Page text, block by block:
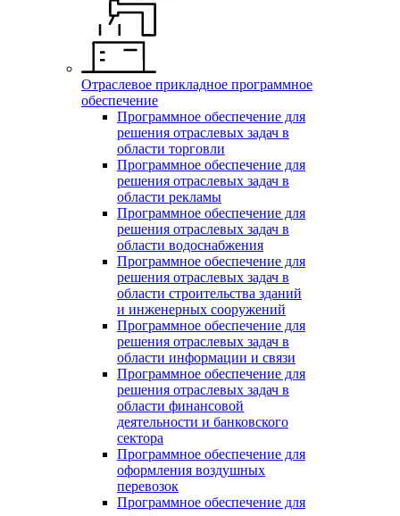
Отраслевое прикладное программное
обеспечение
Программное обеспечение для
решения отраслевых задач в
области торговли
Программное обеспечение для
решения отраслевых задач в
области рекламы
Программное обеспечение для
решения отраслевых задач в
области водоснабжения
Программное обеспечение для
решения отраслевых задач в
области строительства зданий
и инженерных сооружений
Программное обеспечение для
решения отраслевых задач в
области информации и связи
Программное обеспечение для
решения отраслевых задач в
области финансовой
деятельности и банковского
сектора
Программное обеспечение для
оформления воздушных
перевозок
Программное обеспечение для